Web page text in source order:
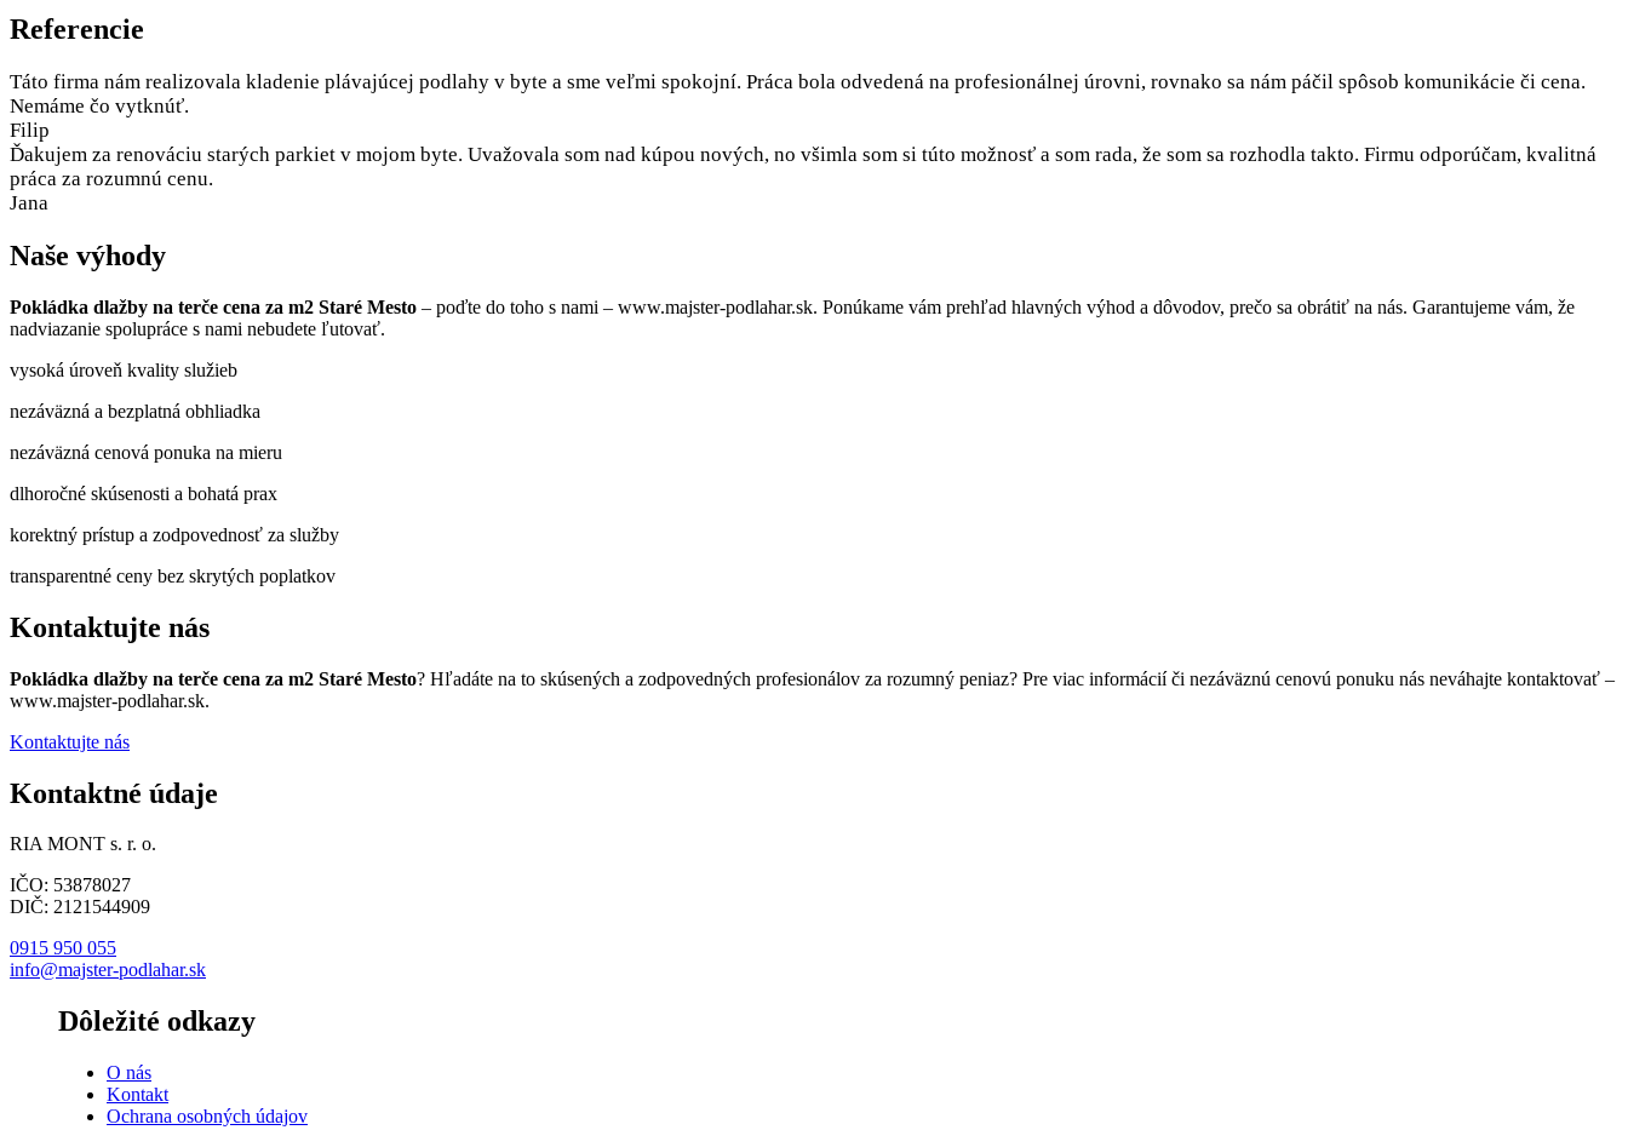
Referencie
Táto firma nám realizovala kladenie plávajúcej podlahy v byte a sme veľmi spokojní. Práca bola odvedená na profesionálnej úrovni, rovnako sa nám páčil spôsob komunikácie či cena.
Nemáme čo vytknúť.
Filip
Ďakujem za renováciu starých parkiet v mojom byte. Uvažovala som nad kúpou nových, no všimla som si túto možnosť a som rada, že som sa rozhodla takto. Firmu odporúčam, kvalitná
práca za rozumnú cenu.
Jana
Naše výhody
Pokládka dlažby na terče cena za m2 Staré Mesto – poďte do toho s nami – www.majster-podlahar.sk. Ponúkame vám prehľad hlavných výhod a dôvodov, prečo sa obrátiť na nás. Garantujeme vám, že
nadviazanie spolupráce s nami nebudete ľutovať.
vysoká úroveň kvality služieb
nezáväzná a bezplatná obhliadka
nezáväzná cenová ponuka na mieru
dlhoročné skúsenosti a bohatá prax
korektný prístup a zodpovednosť za služby
transparentné ceny bez skrytých poplatkov
Kontaktujte nás
Pokládka dlažby na terče cena za m2 Staré Mesto? Hľadáte na to skúsených a zodpovedných profesionálov za rozumný peniaz? Pre viac informácií či nezáväznú cenovú ponuku nás neváhajte kontaktovať –
www.majster-podlahar.sk.
Kontaktujte nás
Kontaktné údaje
RIA MONT s. r. o.
IČO: 53878027
DIČ: 2121544909
0915 950 055
info@majster-podlahar.sk
Dôležité odkazy
O nás
Kontakt
Ochrana osobných údajov